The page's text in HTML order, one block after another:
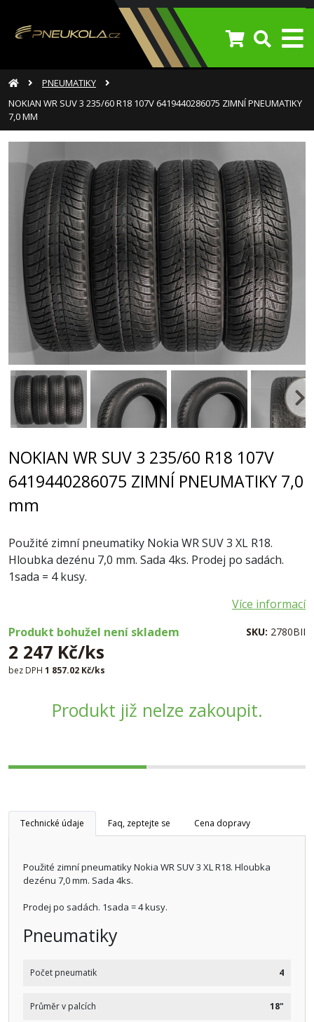
PNEUMATIKY
NOKIAN WR SUV 3 235/60 R18 107V 6419440286075 ZIMNÍ PNEUMATIKY
7,0 MM
NOKIAN WR SUV 3 235/60 R18 107V
6419440286075 ZIMNÍ PNEUMATIKY 7,0
mm
Použité zimní pneumatiky Nokia WR SUV 3 XL R18.
Hloubka dezénu 7,0 mm. Sada 4ks. Prodej po sadách.
1sada = 4 kusy.
Více informací
Produkt bohužel není skladem
SKU: 2780BII
2 247 Kč/ks
bez DPH 1 857.02 Kč/ks
Produkt již nelze zakoupit.
Technické údaje Faq, zeptejte se Cena dopravy
Použité zimní pneumatiky Nokia WR SUV 3 XL R18. Hloubka
dezénu 7,0 mm. Sada 4ks.
Prodej po sadách. 1sada = 4 kusy.
Pneumatiky
Počet pneumatik 4
Průměr v palcích 18"